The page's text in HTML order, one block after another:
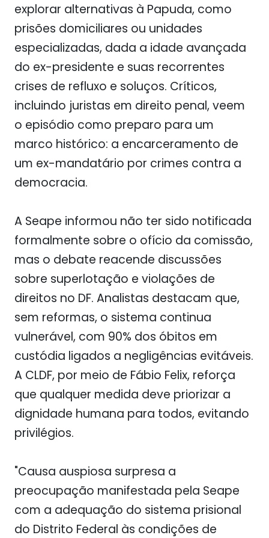
explorar alternativas à Papuda, como
prisões domiciliares ou unidades
especializadas, dada a idade avançada
do ex-presidente e suas recorrentes
crises de refluxo e soluços. Críticos,
incluindo juristas em direito penal, veem
o episódio como preparo para um
marco histórico: a encarceramento de
um ex-mandatário por crimes contra a
democracia.
A Seape informou não ter sido notificada
formalmente sobre o ofício da comissão,
mas o debate reacende discussões
sobre superlotação e violações de
direitos no DF. Analistas destacam que,
sem reformas, o sistema continua
vulnerável, com 90% dos óbitos em
custódia ligados a negligências evitáveis.
A CLDF, por meio de Fábio Felix, reforça
que qualquer medida deve priorizar a
dignidade humana para todos, evitando
privilégios.
"Causa auspiosa surpresa a
preocupação manifestada pela Seape
com a adequação do sistema prisional
do Distrito Federal às condições de